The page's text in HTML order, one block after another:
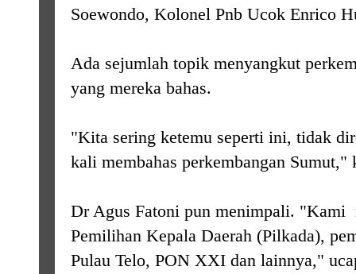
Soewondo, Kolonel Pnb Ucok Enrico
Ada sejumlah topik menyangkut
yang mereka bahas.
"Kita sering ketemu seperti ini, tidak
kali membahas perkembangan Sumut,"
Dr Agus Fatoni pun menimpali. "Kami
Pemilihan Kepala Daerah (Pilkada),
Pulau Telo, PON XXI dan lainnya,"